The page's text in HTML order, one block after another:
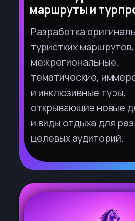
в туризме и гостеприимстве
Проекты, способствующие
развитию доступной среды,
инклюзивного, детского
и молодежного туризма,
а также инициативы,
местных сообществ
и сохранение культурного
наследия.